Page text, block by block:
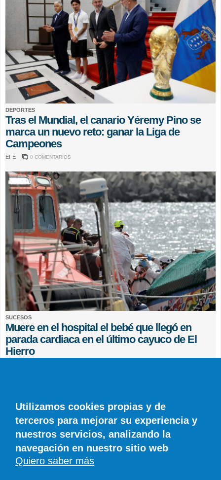
DEPORTES
Tras el Mundial, el canario Yéremy Pino se
marca un nuevo reto: ganar la Liga de
Campeones
EFE 0 COMENTARIOS
SUCESOS
Muere en el hospital el bebé que llegó en
parada cardiaca en el último cayuco de El
Hierro
© SIROCO INFORMACIÓN SL | Tel. 828 081 655 | Móvil y WhatsApp 606 845
886 |info@diariodelanzarote.com
Utilizamos cookies propias y de
terceros para mejorar su experiencia y
nuestros servicios, analizando la
navegación en nuestro sitio web
Quiero saber más